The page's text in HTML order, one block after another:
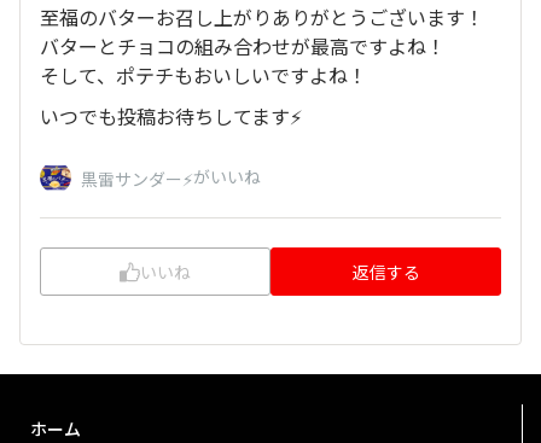
至福のバターお召し上がりありがとうございます！
バターとチョコの組み合わせが最高ですよね！
そして、ポテチもおいしいですよね！
いつでも投稿お待ちしてます⚡
黒雷サンダー⚡️がいいね
いいね 返信する
ホーム